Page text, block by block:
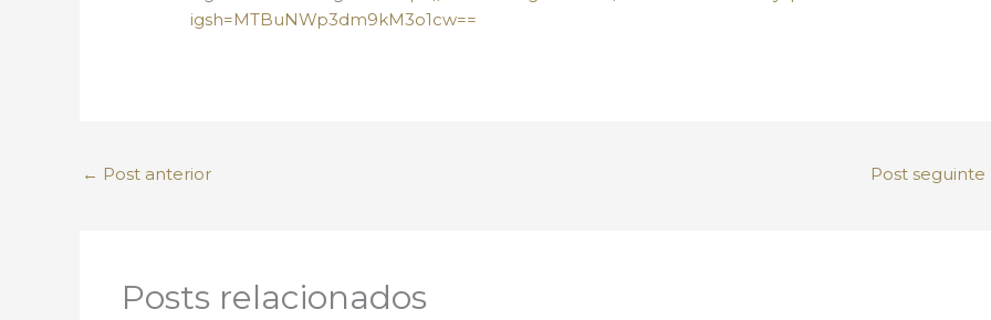
igsh=MTBuNWp3dm9kM3o1cw==
← Post anterior Post seguinte
Posts relacionados